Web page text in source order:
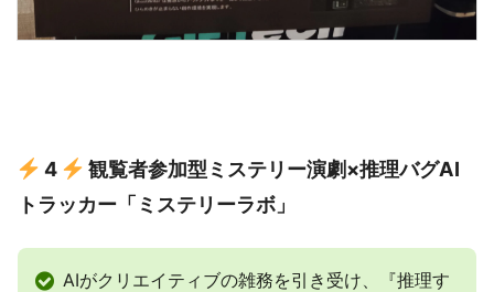
4
観覧者参加型ミステリー演劇×推理バグAI
トラッカー「ミステリーラボ」
AIがクリエイティブの雑務を引き受け、『推理す